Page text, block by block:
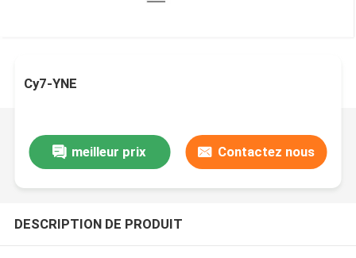
Cy7-YNE
meilleur prix Contactez nous
DESCRIPTION DE PRODUIT